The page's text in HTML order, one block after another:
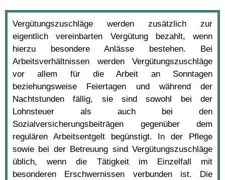
Vergütungszuschläge werden zusätzlich zur
eigentlich vereinbarten Vergütung bezahlt, wenn
hierzu besondere Anlässe bestehen. Bei
Arbeitsverhältnissen werden Vergütungszuschläge
vor allem für die Arbeit an Sonntagen
beziehungsweise Feiertagen und während der
Nachtstunden fällig, sie sind sowohl bei der
Lohnsteuer als auch bei den
Sozialversicherungsbeiträgen gegenüber dem
regulären Arbeitsentgelt begünstigt. In der Pflege
sowie bei der Betreuung sind Vergütungszuschläge
üblich, wenn die Tätigkeit im Einzelfall mit
besonderen Erschwernissen verbunden ist. Die